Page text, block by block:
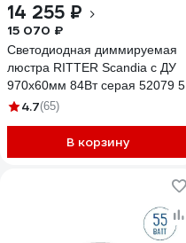
14 255 ₽
15 070 ₽
Светодиодная диммируемая
люстра RITTER Scandia с ДУ
970х60мм 84Вт серая 52079 5
4.7(65)
В корзину